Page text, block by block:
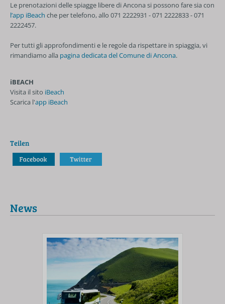
Le prenotazioni delle spiagge libere di Ancona si possono fare sia con
l’app iBeach che per telefono, allo 071 2222931 - 071 2222833 - 071
2222457.
Per tutti gli approfondimenti e le regole da rispettare in spiaggia, vi
rimandiamo alla pagina dedicata del Comune di Ancona.
iBEACH
Visita il sito iBeach
Scarica l'app iBeach
Teilen
News